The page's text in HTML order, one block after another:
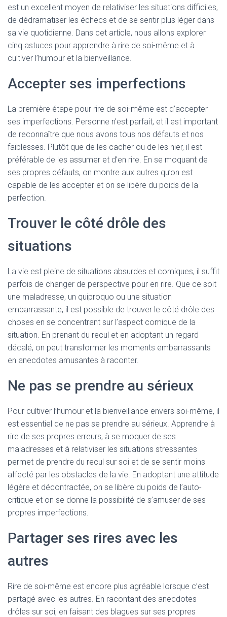
est un excellent moyen de relativiser les situations difficiles,
de dédramatiser les échecs et de se sentir plus léger dans
sa vie quotidienne. Dans cet article, nous allons explorer
cinq astuces pour apprendre à rire de soi-même et à
cultiver l’humour et la bienveillance.
Accepter ses imperfections
La première étape pour rire de soi-même est d’accepter
ses imperfections. Personne n’est parfait, et il est important
de reconnaître que nous avons tous nos défauts et nos
faiblesses. Plutôt que de les cacher ou de les nier, il est
préférable de les assumer et d’en rire. En se moquant de
ses propres défauts, on montre aux autres qu’on est
capable de les accepter et on se libère du poids de la
perfection.
Trouver le côté drôle des
situations
La vie est pleine de situations absurdes et comiques, il suffit
parfois de changer de perspective pour en rire. Que ce soit
une maladresse, un quiproquo ou une situation
embarrassante, il est possible de trouver le côté drôle des
choses en se concentrant sur l’aspect comique de la
situation. En prenant du recul et en adoptant un regard
décalé, on peut transformer les moments embarrassants
en anecdotes amusantes à raconter.
Ne pas se prendre au sérieux
Pour cultiver l’humour et la bienveillance envers soi-même, il
est essentiel de ne pas se prendre au sérieux. Apprendre à
rire de ses propres erreurs, à se moquer de ses
maladresses et à relativiser les situations stressantes
permet de prendre du recul sur soi et de se sentir moins
affecté par les obstacles de la vie. En adoptant une attitude
légère et décontractée, on se libère du poids de l’auto-
critique et on se donne la possibilité de s’amuser de ses
propres imperfections.
Partager ses rires avec les
autres
Rire de soi-même est encore plus agréable lorsque c’est
partagé avec les autres. En racontant des anecdotes
drôles sur soi, en faisant des blagues sur ses propres